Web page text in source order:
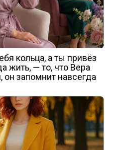
кольца, а ты привёз
жить, — то, что Вера
он запомнит навсегда